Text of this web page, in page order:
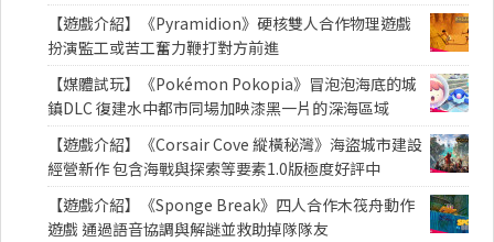
【遊戲介紹】《Pyramidion》硬核雙人合作物理遊戲
扮演監工或苦工奮力鞭打對方前進
【媒體試玩】《Pokémon Pokopia》冒泡泡海底的城
鎮DLC 復建水中都市同場加映漆黑一片的深海區域
【遊戲介紹】《Corsair Cove 縱橫秘灣》海盜城市建設
經營新作 包含海戰與探索等要素1.0版極度好評中
【遊戲介紹】《Sponge Break》四人合作木筏舟動作
遊戲 通過語音協調與解謎並救助掉隊隊友